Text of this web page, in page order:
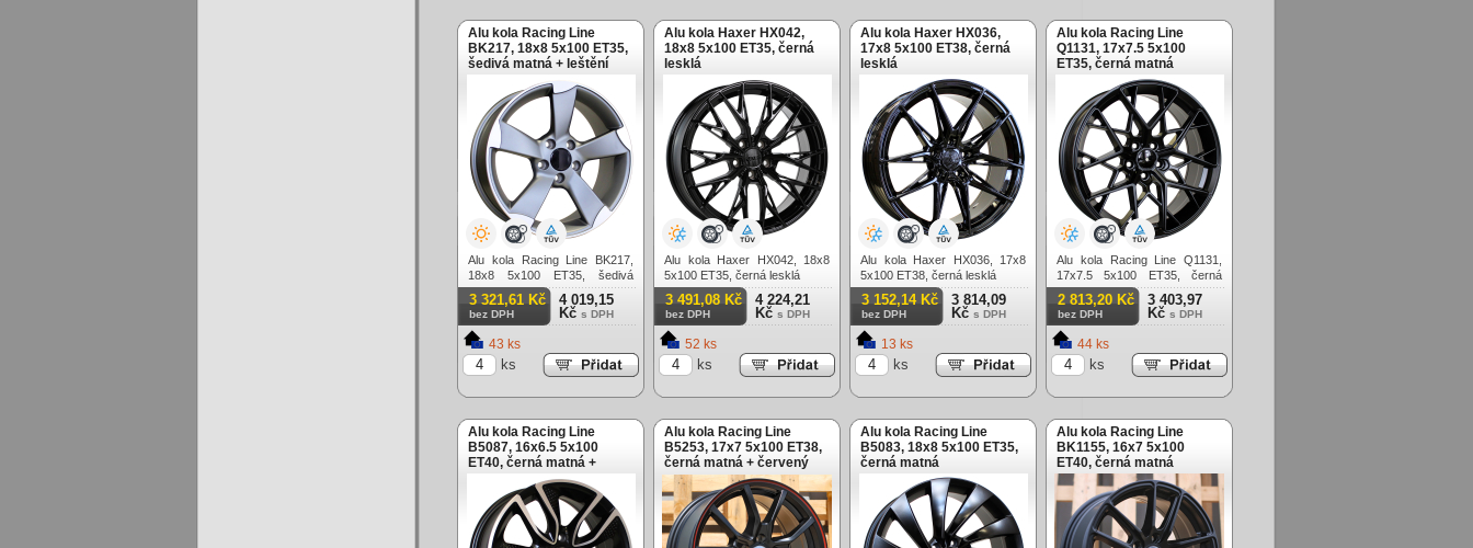
Alu kola Racing Line
BK217, 18x8 5x100 ET35,
šedivá matná + leštění
Alu kola Racing Line BK217,
18x8 5x100 ET35, šedivá
matná + leštění
3 321,61 Kč
bez DPH
4 019,15
Kč s DPH
43 ks
ks
Alu kola Haxer HX042,
18x8 5x100 ET35, černá
lesklá
Alu kola Haxer HX042, 18x8
5x100 ET35, černá lesklá
3 491,08 Kč
bez DPH
4 224,21
Kč s DPH
52 ks
ks
Alu kola Haxer HX036,
17x8 5x100 ET38, černá
lesklá
Alu kola Haxer HX036, 17x8
5x100 ET38, černá lesklá
3 152,14 Kč
bez DPH
3 814,09
Kč s DPH
13 ks
ks
Alu kola Racing Line
Q1131, 17x7.5 5x100
ET35, černá matná
Alu kola Racing Line Q1131,
17x7.5 5x100 ET35, černá
matná
2 813,20 Kč
bez DPH
3 403,97
Kč s DPH
44 ks
ks
Alu kola Racing Line
B5087, 16x6.5 5x100
ET40, černá matná +
Alu kola Racing Line
B5253, 17x7 5x100 ET38,
černá matná + červený
límec
Alu kola Racing Line
B5083, 18x8 5x100 ET35,
černá matná
Alu kola Racing Line
BK1155, 16x7 5x100
ET40, černá matná